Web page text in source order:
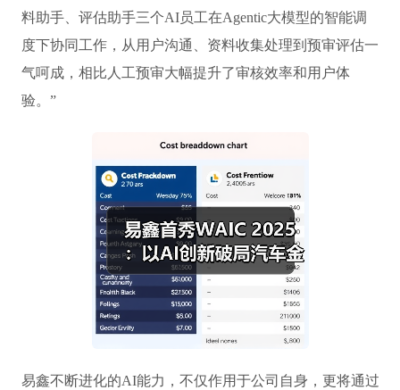
料助手、评估助手三个AI员工在Agentic大模型的智能调
度下协同工作，从用户沟通、资料收集处理到预审评估一
气呵成，相比人工预审大幅提升了审核效率和用户体
验。”
易鑫不断进化的AI能力，不仅作用于公司自身，更将通过